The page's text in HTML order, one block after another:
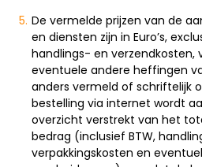
De vermelde prijzen van de
en diensten zijn in Euro’s,
handlings- en verzendkosten,
eventuele andere heffingen
anders vermeld of schriftelijk
bestelling via internet wordt
overzicht verstrekt van het
bedrag (inclusief BTW,
verpakkingskosten en